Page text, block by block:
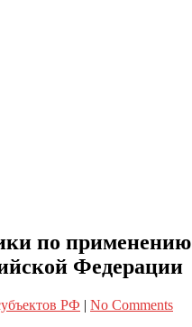
применению
Федерации
РФ | No Comments